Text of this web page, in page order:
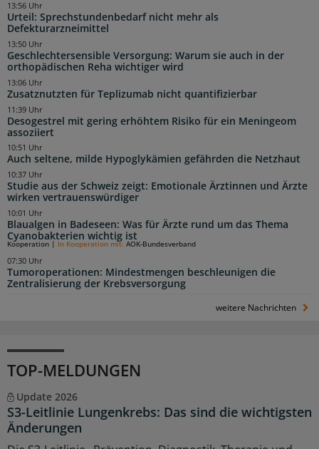
Urteil: Sprechstundenbedarf nicht mehr als
Defekturarzneimittel
13:56 Uhr
Geschlechtersensible Versorgung: Warum sie auch in der
orthopädischen Reha wichtiger wird
13:50 Uhr
Zusatznutzten für Teplizumab nicht quantifizierbar
13:06 Uhr
Desogestrel mit gering erhöhtem Risiko für ein Meningeom
assoziiert
11:39 Uhr
Auch seltene, milde Hypoglykämien gefährden die Netzhaut
10:51 Uhr
Studie aus der Schweiz zeigt: Emotionale Ärztinnen und Ärzte
wirken vertrauenswürdiger
10:37 Uhr
Blaualgen in Badeseen: Was für Ärzte rund um das Thema
Cyanobakterien wichtig ist
10:01 Uhr
Tumoroperationen: Mindestmengen beschleunigen die
Zentralisierung der Krebsversorgung
Kooperation | In Kooperation mit: AOK-Bundesverband
07:30 Uhr
weitere Nachrichten
TOP-MELDUNGEN
Update 2026
S3-Leitlinie Lungenkrebs: Das sind die wichtigsten
Änderungen